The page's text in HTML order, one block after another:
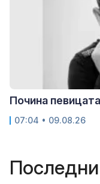
Почина
07:04 • 09.08.26